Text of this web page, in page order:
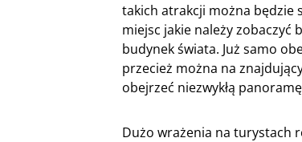
takich atrakcji można będzie
miejsc jakie należy zobaczyć
budynek świata. Już samo
przecież można na
obejrzeć niezwykłą
Dużo wrażenia na turystach